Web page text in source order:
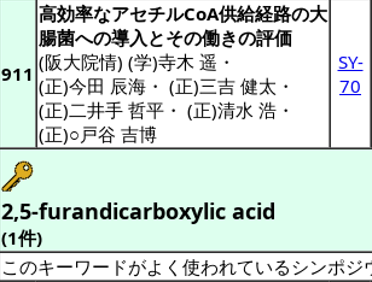
911
高効率なアセチルCoA供給経路の大
腸菌への導入とその働きの評価
(阪大院情) (学)寺木 遥 ・
(正)今田 辰海 ・ (正)三吉 健太 ・
(正)二井手 哲平 ・ (正)清水 浩 ・
(正)○戸谷 吉博
SY-
70
2,5-furandicarboxylic acid
(1件)
このキーワードがよく使われているシンポ